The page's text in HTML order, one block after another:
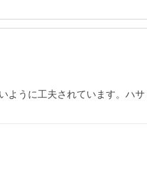
うに工夫されています。ハサ